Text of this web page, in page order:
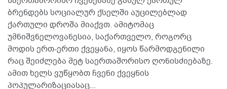
ბრენდებს სოციალურ ქსელში აუცილებლად
ქართული დროშა მიაქვთ. ამიტომაც
უმნიშვნელოვანესია, საქართველო, როგორც
მოდის ერთ-ერთი ქვეყანა, იყოს წარმოდგენილი
რაც შეიძლება მეტ საერთაშორისო ღონისძიებაზე.
ამით ხელს ვუწყობთ ჩვენი ქვეყნის
პოპულარიზაციასაც...